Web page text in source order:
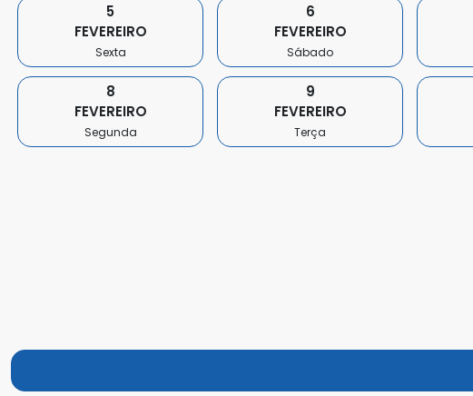
City Tour
Camisetas
5
FEVEREIRO
Sexta
6
FEVEREIRO
Sábado
8
FEVEREIRO
Segunda
9
FEVEREIRO
Terça